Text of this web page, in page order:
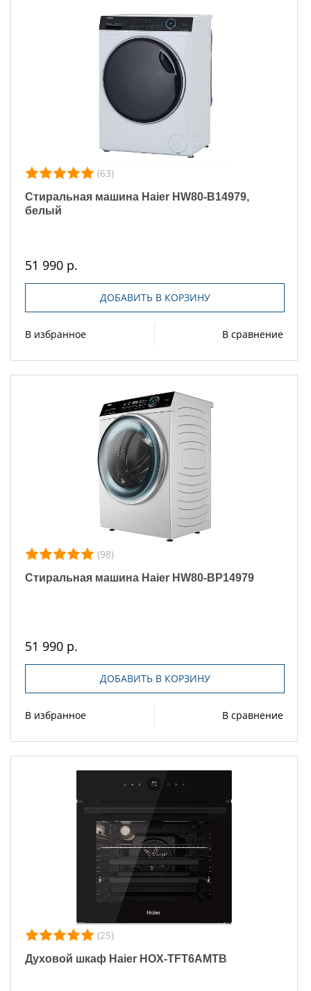
(63)
Стиральная машина Haier HW80-B14979,
белый
51 990 р.
ДОБАВИТЬ В КОРЗИНУ
В избранное В сравнение
(98)
Стиральная машина Haier HW80-BP14979
51 990 р.
ДОБАВИТЬ В КОРЗИНУ
В избранное В сравнение
(25)
Духовой шкаф Haier HOX-TFT6AMTB